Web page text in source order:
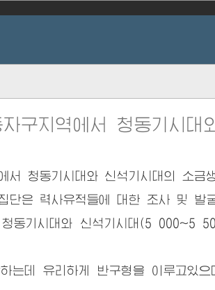
구지역에서 청동기시
청동기시대와 신석기시대의 소금
은 력사유적들에 대한 조사 및 발
동기시대와 신석기시대(5 000~5
데 유리하게 반구형을 이루고있